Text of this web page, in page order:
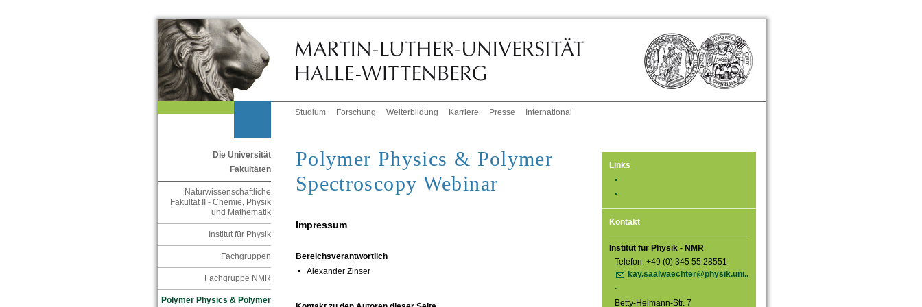
Studium Forschung Weiterbildung Karriere Presse International
Die Universität
Fakultäten
Naturwissenschaftliche
Fakultät II - Chemie, Physik
und Mathematik
Institut für Physik
Fachgruppen
Fachgruppe NMR
Polymer Physics & Polymer
Links
Kontakt
Institut für Physik - NMR
Telefon: +49 (0) 345 55 28551
kay.saalwaechter@physik.uni..
.
Betty-Heimann-Str. 7
Polymer Physics & Polymer
Spectroscopy Webinar
Impressum
Bereichsverantwortlich
Alexander Zinser